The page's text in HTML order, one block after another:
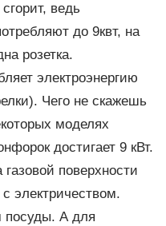
ведь
до 9квт, на
розетка.
электроэнергию
Чего не скажешь
моделях
достигает 9 кВт.
поверхности
электричеством.
посуды. А для